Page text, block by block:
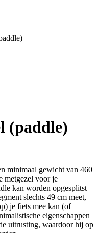
(paddle)
minimaal gewicht van 460
metgezel voor je
kan worden opgesplitst
slechts 49 cm meet,
je fiets mee kan (of
eigenschappen
uitrusting, waardoor hij op